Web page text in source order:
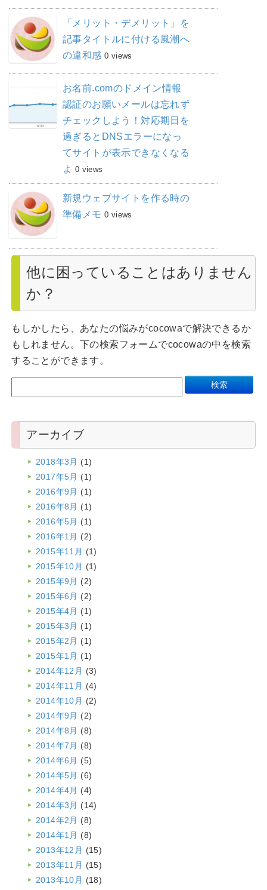
「メリット・デメリット」を
記事タイトルに付ける風潮へ
の違和感 0 views
お名前.comのドメイン情報
認証のお願いメールは忘れず
チェックしよう！対応期日を
過ぎるとDNSエラーになっ
てサイトが表示できなくなる
よ 0 views
新規ウェブサイトを作る時の
準備メモ 0 views
他に困っていることはありません
か？
もしかしたら、あなたの悩みがcocowaで解決できるか
もしれません。下の検索フォームでcocowaの中を検索
することができます。
アーカイブ
2018年3月 (1)
2017年5月 (1)
2016年9月 (1)
2016年8月 (1)
2016年5月 (1)
2016年1月 (2)
2015年11月 (1)
2015年10月 (1)
2015年9月 (2)
2015年6月 (2)
2015年4月 (1)
2015年3月 (1)
2015年2月 (1)
2015年1月 (1)
2014年12月 (3)
2014年11月 (4)
2014年10月 (2)
2014年9月 (2)
2014年8月 (8)
2014年7月 (8)
2014年6月 (5)
2014年5月 (6)
2014年4月 (4)
2014年3月 (14)
2014年2月 (8)
2014年1月 (8)
2013年12月 (15)
2013年11月 (15)
2013年10月 (18)